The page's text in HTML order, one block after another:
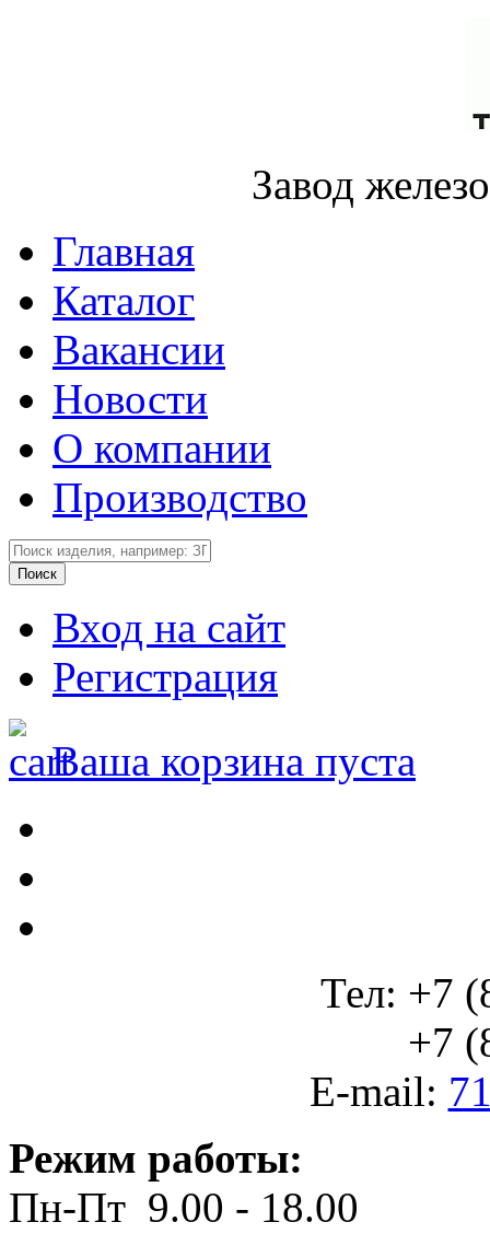
Завод
Главная
Каталог
Вакансии
Новости
О компании
Производство
Вход на сайт
Регистрация
Ваша корзина пуста
Тел: +7
+7
E-mail:
Режим работы:
Пн-Пт 9.00 - 18.00